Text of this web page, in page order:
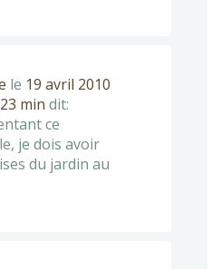
le 19 avril 2010
min dit:
ce
je dois avoir
du jardin au